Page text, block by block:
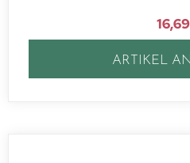
16,69
ARTIKEL